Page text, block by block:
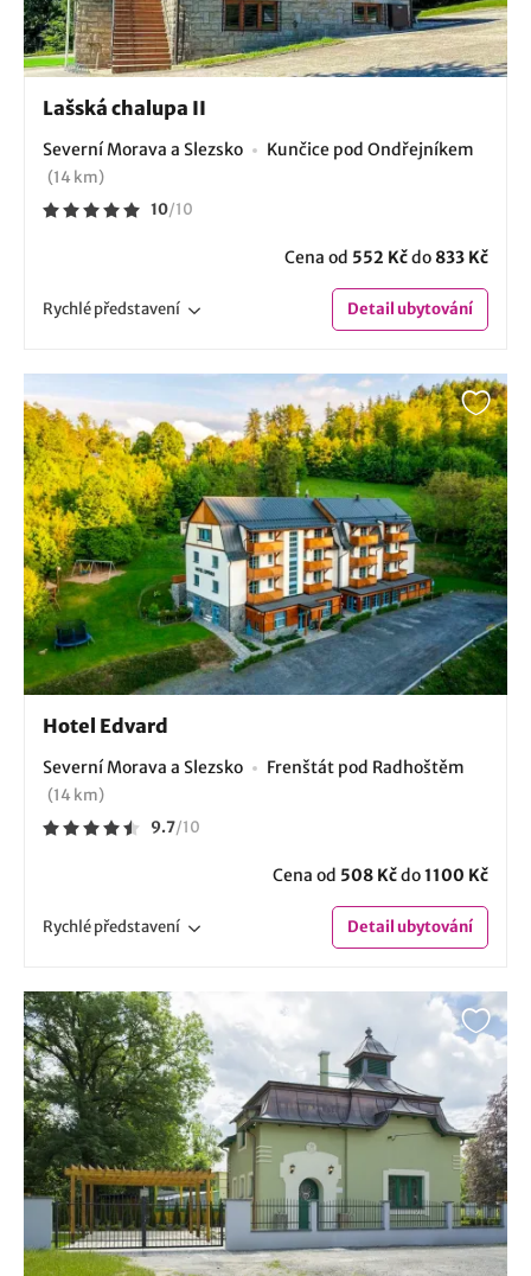
Lašská chalupa II
Severní Morava a Slezsko Kunčice pod Ondřejníkem
(14 km)
10/10
Cena od 552 Kčdo 833 Kč
Rychlépředstavení Detailubytování
Hotel Edvard
Severní Morava a Slezsko Frenštát pod Radhoštěm
(14 km)
9.7/10
Cena od 508 Kčdo1100 Kč
Rychlépředstavení Detailubytování